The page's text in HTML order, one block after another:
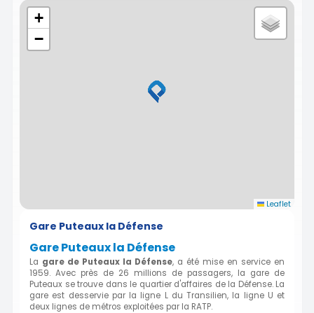
+
−
Leaflet
Gare Puteaux la Défense
Gare Puteaux la Défense
La gare de Puteaux la Défense, a été mise en service en
1959. Avec près de 26 millions de passagers, la gare de
Puteaux se trouve dans le quartier d'affaires de la Défense. La
gare est desservie par la ligne L du Transilien, la ligne U et
deux lignes de métros exploitées par la RATP.